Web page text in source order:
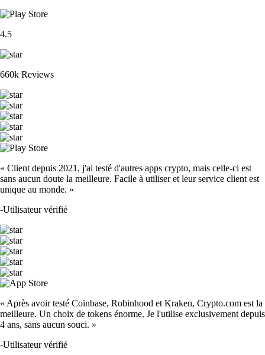
4.5
660k Reviews
« Client depuis 2021, j'ai testé d'autres apps crypto, mais celle-ci est
sans aucun doute la meilleure. Facile à utiliser et leur service client est
unique au monde. »
-Utilisateur vérifié
« Après avoir testé Coinbase, Robinhood et Kraken, Crypto.com est la
meilleure. Un choix de tokens énorme. Je l'utilise exclusivement depuis
4 ans, sans aucun souci. »
-Utilisateur vérifié